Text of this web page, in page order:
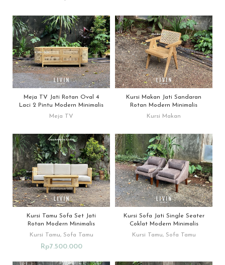
Meja TV Jati Rotan Oval 4
Laci 2 Pintu Modern Minimalis
Meja TV
Kursi Makan Jati Sandaran
Rotan Modern Minimalis
Kursi Makan
Kursi Tamu Sofa Set Jati
Rotan Modern Minimalis
Kursi Tamu, Sofa Tamu
Rp7.500.000
Kursi Sofa Jati Single Seater
Coklat Modern Minimalis
Kursi Tamu, Sofa Tamu